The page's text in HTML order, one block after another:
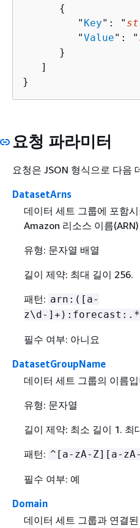
{
         "
Key": "
         "
Value": "
      }
   ]
}
요청 파라미터
요청은 JSON 형식으로 다음
DatasetArns
데이터 세트 그룹에 포함
Amazon 리소스 이름
유형: 문자열 배열
길이 제약: 최대 길이 256.
패턴: arn:([a-
z\d-
필수 여부: 아니요
DatasetGroupName
데이터 세트 그룹의 이름
유형: 문자열
길이 제약: 최소 길이 1. 최
패턴: ^[a-zA-Z][a-
필수 여부: 예
Domain
데이터 세트 그룹과 연결